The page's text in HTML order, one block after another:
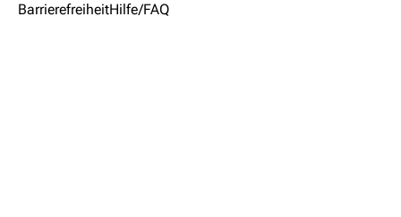
BarrierefreiheitHilfe/FAQ